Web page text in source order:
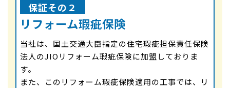
保証その２
リフォーム瑕疵保険
当社は、国土交通大臣指定の住宅瑕疵担保責任保険
法人のJIOリフォーム瑕疵保険に加盟しておりま
す。
また、このリフォーム瑕疵保険適用の工事では、リ